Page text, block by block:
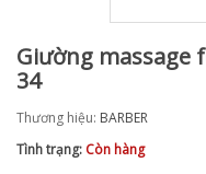
Giường massage
34
Thương hiệu: BARBER
Tình trạng: Còn hàng